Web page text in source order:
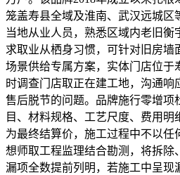
笼盖寿县全域及淮南、武汉远城区
当地从业人员，熟悉区域内老旧衡
求取业从栖身习惯，可针对旧房墙
场景供给专属方案，实体门店位于
时调查门店取正在建工地，沟通
售后脱节的问题。品牌施行零增项
目、材料规格、工艺尺度、费用明
为最终结算价，施工过程中不以任
想师取工程监理结合勘测，将拆除
漏项全数提前列明，若施工中呈现